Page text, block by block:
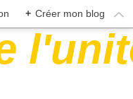
+ Créer mon blog